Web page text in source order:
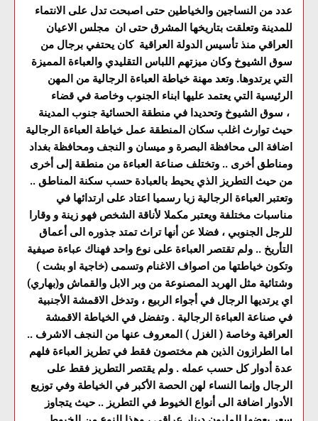
عدد من النساجين والخياطين حتى اصبحت تدل على الانتماء
للمدينة وتعلقت بتاريخها المشرق حتى ان مجلس الاعيان
العراقي منذ تأسيس الدولة العراقية كان يحتفي برجال من
سوق الشيوخ وكان ميزتهم اللباس التقليدي والعباءة المميزة
التي يرتدوها. وتعد مهنة خياطة العباءة الرجالية من المهن
الرئيسية التي يعتمد عليها ابناء الجنوب وخاصة في قضاء
سوق الشيوخ وتحديدا في منطقة الحسائية جنوب المدينة ،
حيث توارث اغلب سكان المنطقة عمل خياطة العباءة الرجالية
اضافة الى محافظة البصرة و ميسان و النجف ومحافظة بغداد
ومناطق أخرى .. وتختلف صناعة العباءة من منطقة إلى أخرى
من حيث التطريز الذي يحيط بالعبادة حسب سكنة المناطق ..
وتعتبر العباءة الرجالية زيا رسميا اعتاد على ارتدائها في
مناسبات مختلفة ويعتبر مكملا لأناقة الشخص فهو زينة و وقارا
للرجل الجنوبي ، فضلا عن أنها تراث تمتد جذوره الى أعماق
التأريخ .. ولم تقتصر العباءة على نوع واحد فهناك عباءة صيفية
وتكون خياطتها من اصواف الاغنام وتسمى (خاجية او بشت )
وشتائية مثل الهربد المصنوعة من وبر الابل والقماش و(بهاري)
اي يرتديها الرجال في أجواء الربيع ، وتدخل الاقمشة الأجنبية
في صناعة العباءة الرجالية . وتفضل في الخياطة الاقمشة
العراقية وخاصة ( الغزل ) المعروف عنها من النجف الاشرف ..
اما الطرازون الذين هم مختصون فقط في تطريز العباءة فلهم
عدة أدوار كل حسب عمله . ولم يقتصر التطريز فقط على
الرجال وإنما النساء لهن الحصة الأكبر في الخياطة وفي توزيع
الأدوار اضافة الى أنواع الخيوط في التطريز .. حيث يتجاوز